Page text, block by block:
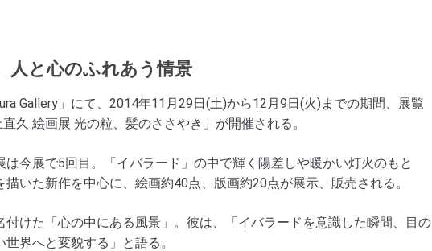
人と心のふれあう情景
Gallery」にて、2014年11月29日(土)から12月9日(火)までの期間、展覧
久 絵画展 光の粒、髪のささやき」が開催される。
は今展で5回目。「イバラード」の中で輝く陽差しや暖かい灯火のもと
いた新作を中心に、絵画約40点、版画約20点が展示、販売される。
けた「心の中にある風景」。彼は、「イバラードを意識した瞬間、目の
界へと変貌する」と語る。